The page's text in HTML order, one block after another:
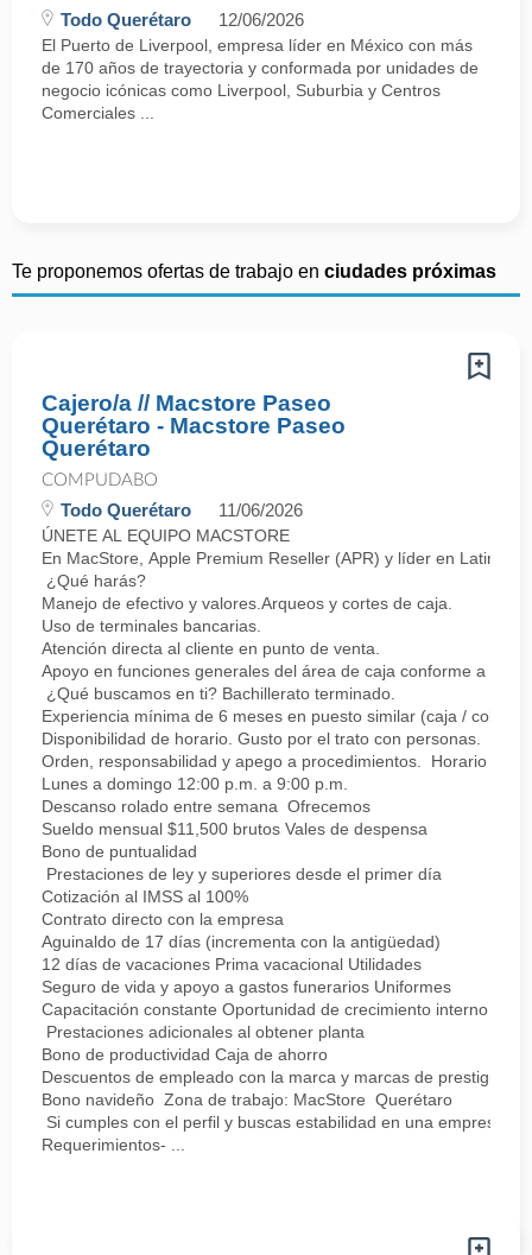
Todo Querétaro 12/06/2026
El Puerto de Liverpool, empresa líder en México con más
de 170 años de trayectoria y conformada por unidades de
negocio icónicas como Liverpool, Suburbia y Centros
Comerciales ...
Te proponemos ofertas de trabajo en ciudades próximas
Cajero/a // Macstore Paseo
Querétaro - Macstore Paseo
Querétaro
COMPUDABO
Todo Querétaro 11/06/2026
ÚNETE AL EQUIPO MACSTORE
En MacStore, Apple Premium Reseller (APR) y líder en
¿Qué harás?
Manejo de efectivo y valores.Arqueos y cortes de caja.
Uso de terminales bancarias.
Atención directa al cliente en punto de venta.
Apoyo en funciones generales del área de caja conforme a
¿Qué buscamos en ti? Bachillerato terminado.
Experiencia mínima de 6 meses en puesto similar (caja / cobro).
Disponibilidad de horario. Gusto por el trato con personas.
Orden, responsabilidad y apego a procedimientos. Horario
Lunes a domingo 12:00 p.m. a 9:00 p.m.
Descanso rolado entre semana Ofrecemos
Sueldo mensual $11,500 brutos Vales de despensa
Bono de puntualidad
Prestaciones de ley y superiores desde el primer día
Cotización al IMSS al 100%
Contrato directo con la empresa
Aguinaldo de 17 días (incrementa con la antigüedad)
12 días de vacaciones Prima vacacional Utilidades
Seguro de vida y apoyo a gastos funerarios Uniformes
Capacitación constante Oportunidad de crecimiento interno
Prestaciones adicionales al obtener planta
Bono de productividad Caja de ahorro
Descuentos de empleado con la marca y marcas de prestigio
Bono navideño Zona de trabajo: MacStore Querétaro
Si cumples con el perfil y buscas estabilidad en una empresa
Requerimientos- ...